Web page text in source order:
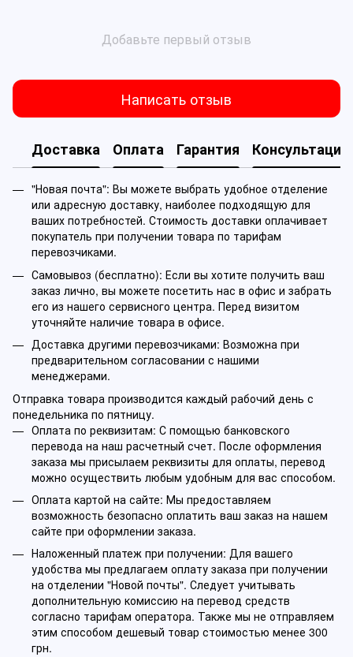
Добавьте первый отзыв
Написать отзыв
Доставка Оплата Гарантия Консультация
"Новая почта": Вы можете выбрать удобное отделение
или адресную доставку, наиболее подходящую для
ваших потребностей. Стоимость доставки оплачивает
покупатель при получении товара по тарифам
перевозчиками.
Самовывоз (бесплатно): Если вы хотите получить ваш
заказ лично, вы можете посетить нас в офис и забрать
его из нашего сервисного центра. Перед визитом
уточняйте наличие товара в офисе.
Доставка другими перевозчиками: Возможна при
предварительном согласовании с нашими
менеджерами.
Отправка товара производится каждый рабочий день с
понедельника по пятницу.
Оплата по реквизитам: С помощью банковского
перевода на наш расчетный счет. После оформления
заказа мы присылаем реквизиты для оплаты, перевод
можно осуществить любым удобным для вас способом.
Оплата картой на сайте: Мы предоставляем
возможность безопасно оплатить ваш заказ на нашем
сайте при оформлении заказа.
Наложенный платеж при получении: Для вашего
удобства мы предлагаем оплату заказа при получении
на отделении "Новой почты". Следует учитывать
дополнительную комиссию на перевод средств
согласно тарифам оператора. Также мы не отправляем
этим способом дешевый товар стоимостью менее 300
грн.